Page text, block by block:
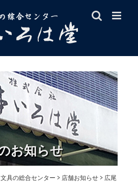
お知らせ
具の総合センター > 店舗お知らせ > 広尾